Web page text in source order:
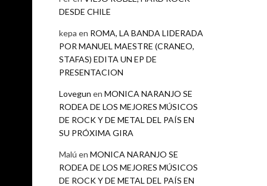
DESDE CHILE
kepa en ROMA, LA BANDA LIDERADA
POR MANUEL MAESTRE (CRANEO,
STAFAS) EDITA UN EP DE
PRESENTACION
Lovegun en MONICA NARANJO SE
RODEA DE LOS MEJORES MÚSICOS
DE ROCK Y DE METAL DEL PAÍS EN
SU PRÓXIMA GIRA
Malú en MONICA NARANJO SE
RODEA DE LOS MEJORES MÚSICOS
DE ROCK Y DE METAL DEL PAÍS EN